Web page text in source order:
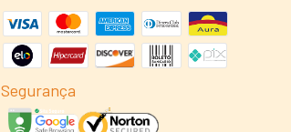
Segurança